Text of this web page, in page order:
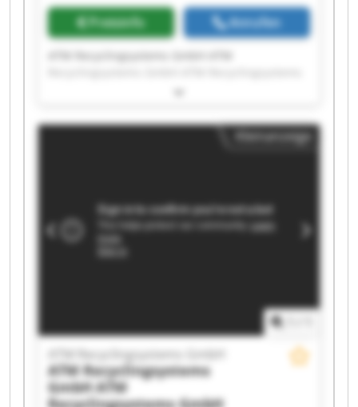
Preisinfo Anrufen
ATM Recyclingsystems GmbH ATM
GmbH ATM Recyclingsystems GmbH ATM
GmbH ATM Recyclingsystems GmbH ATM
Recyclingsystems GmbH ATM Recyclingsystems
Recyclingsystems GmbH ATM Recyclingsystems
GmbH ATM Recyclingsystems GmbH ATM
Recyclingsystems GmbH ATM Recyclingsystems
GmbH ATM Recyclingsystems GmbH ATM
Kleinanzeige
ATM Recyclingsystems GmbH
ATM Recyclingsystems
GmbHATM